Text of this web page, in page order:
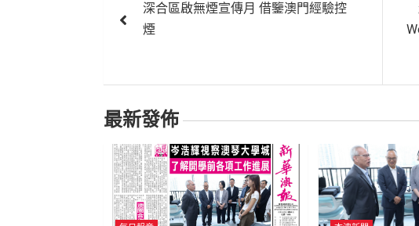
章
覽
深合區啟無煙宣傳月 借鑒澳門經驗控
煙
最新發佈